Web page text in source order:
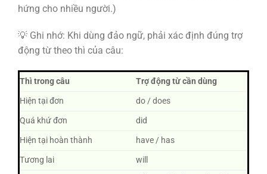
hứng cho nhiều người.)
💡 Ghi nhớ: Khi dùng đảo ngữ, phải xác định đúng trợ
động từ theo thì của câu:
Thì trong câu
Trợ động từ cần dùng
Hiện tại đơn
do / does
Quá khứ đơn
did
Hiện tại hoàn thành
have / has
Tương lai
will